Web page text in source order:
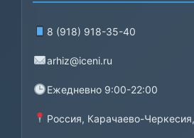
8 (918) 918-35-40
arhiz@iceni.ru
Ежедневно 9:00-22:00
Россия, Карачаево-